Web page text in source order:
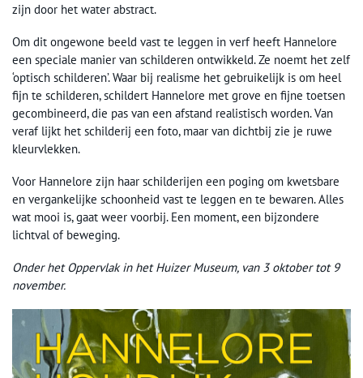
zijn door het water abstract.
Om dit ongewone beeld vast te leggen in verf heeft Hannelore
een speciale manier van schilderen ontwikkeld. Ze noemt het zelf
‘optisch schilderen’. Waar bij realisme het gebruikelijk is om heel
fijn te schilderen, schildert Hannelore met grove en fijne toetsen
gecombineerd, die pas van een afstand realistisch worden. Van
veraf lijkt het schilderij een foto, maar van dichtbij zie je ruwe
kleurvlekken.
Voor Hannelore zijn haar schilderijen een poging om kwetsbare
en vergankelijke schoonheid vast te leggen en te bewaren. Alles
wat mooi is, gaat weer voorbij. Een moment, een bijzondere
lichtval of beweging.
Onder het Oppervlak in het Huizer Museum, van 3 oktober tot 9
november.